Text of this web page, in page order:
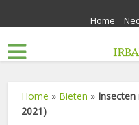
Home
Home » Bieten »
2021)